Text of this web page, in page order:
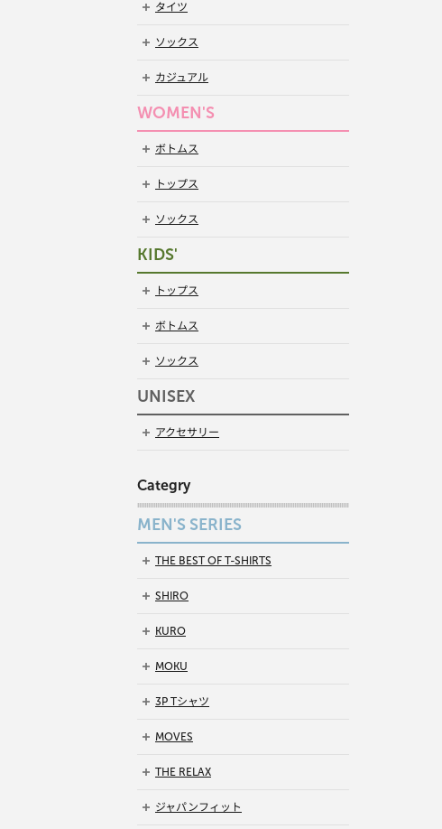
タイツ
ソックス
カジュアル
WOMEN'S
ボトムス
トップス
ソックス
KIDS'
トップス
ボトムス
ソックス
UNISEX
アクセサリー
Categry
MEN'S SERIES
THE BEST OF T-SHIRTS
SHIRO
KURO
MOKU
3P Tシャツ
MOVES
THE RELAX
ジャパンフィット